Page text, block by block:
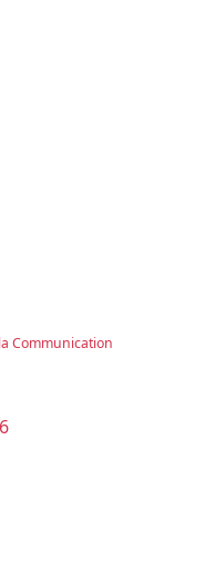
Communication